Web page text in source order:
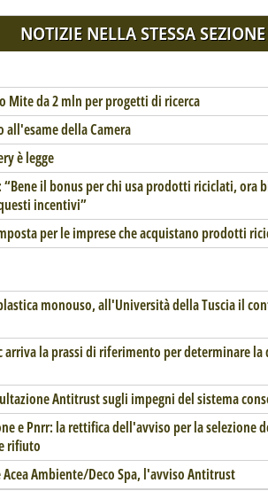
NOTIZIE NELLA STESSA SEZIONE
Mite da 2 mln per progetti di ricerca
all'esame della Camera
è legge
“Bene il bonus per chi usa prodotti riciclati, ora
incentivi”
per le imprese che acquistano prodotti
monouso, all'Università della Tuscia il
arriva la prassi di riferimento per determinare
Antitrust sugli impegni del sistema
e Pnrr: la rettifica dell'avviso per la selezione
rifiuto
Acea Ambiente/Deco Spa, l'avviso Antitrust